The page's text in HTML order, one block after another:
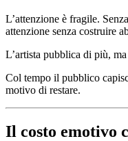
L’attenzione è fragile.
attenzione senza costruire
L’artista pubblica di più,
Col tempo il pubblico
motivo di restare.
Il costo emotivo